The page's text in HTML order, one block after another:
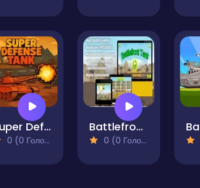
Super Defense Tank
0 (0 Голосів)
Battlefront Tank
0 (0 Голосів)